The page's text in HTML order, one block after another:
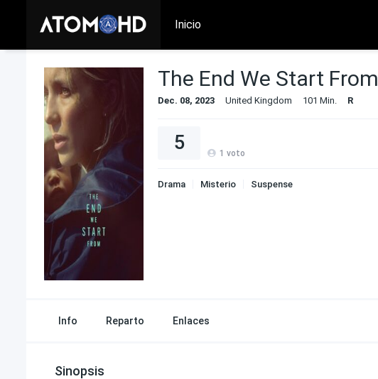
Inicio
The End We Start From
Dec. 08, 2023 United Kingdom 101 Min. R
5 1 voto
Drama Misterio Suspense
Info Reparto Enlaces
Sinopsis